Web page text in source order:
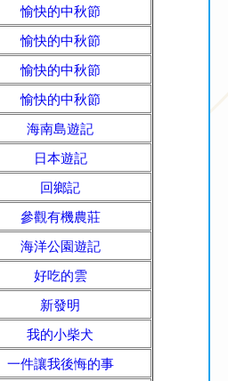
愉快的中秋節
愉快的中秋節
愉快的中秋節
愉快的中秋節
海南島遊記
日本遊記
回鄉記
參觀有機農莊
海洋公園遊記
好吃的雲
新發明
我的小柴犬
一件讓我後悔的事